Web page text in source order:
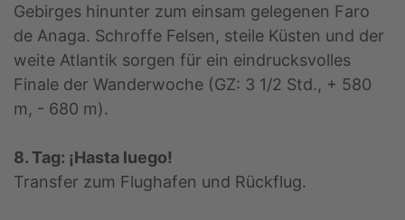
Gebirges hinunter zum einsam gelegenen Faro
de Anaga. Schroffe Felsen, steile Küsten und der
weite Atlantik sorgen für ein eindrucksvolles
Finale der Wanderwoche (GZ: 3 1/2 Std., + 580
m, - 680 m).
8. Tag: ¡Hasta luego!
Transfer zum Flughafen und Rückflug.